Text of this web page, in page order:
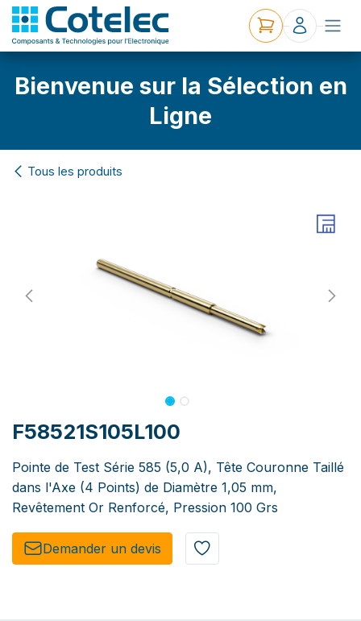
Bienvenue sur la Sélection en
Ligne
Tous les produits
F58521S105L100
Pointe de Test Série 585 (5,0 A), Tête Couronne Taillé
dans l'Axe (4 Points) de Diamètre 1,05 mm,
Revêtement Or Renforcé, Pression 100 Grs
Demander un de​​vis​​